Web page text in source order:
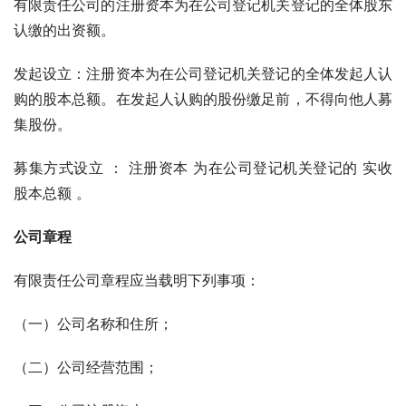
有限责任公司的注册资本为在公司登记机关登记的全体股东
认缴的出资额。
发起设立：注册资本为在公司登记机关登记的全体发起人认
购的股本总额。在发起人认购的股份缴足前，不得向他人募
集股份。
募集方式设立 ： 注册资本 为在公司登记机关登记的 实收
股本总额 。
公司章程
有限责任公司章程应当载明下列事项：
（一）公司名称和住所；
（二）公司经营范围；